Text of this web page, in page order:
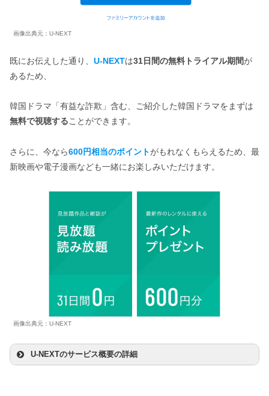
画像出典元：U-NEXT
既にお伝えした通り、 U-NEXTは31日間の無料トライアル期間が
あるため、
韓国ドラマ「有益な詐欺」含む、ご紹介した韓国ドラマをまずは
無料で視聴することができます。
さらに、今なら600円相当のポイントがもれなくもらえるため、最
新映画や電子漫画なども一緒にお楽しみいただけます。
画像出典元：U-NEXT
U-NEXTのサービス概要の詳細